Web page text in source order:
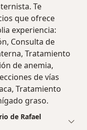
Te
que ofrece
experiencia:
Consulta de
Tratamiento
de anemia,
de vías
Tratamiento
graso.
de Rafael